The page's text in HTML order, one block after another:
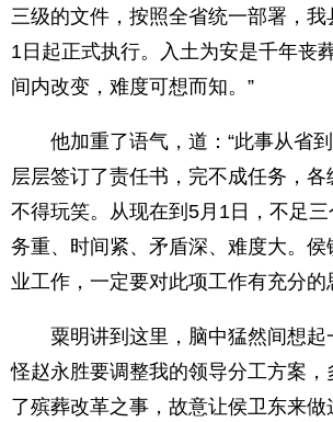
三级的文件，按照全省统一部署，我
1日起正式执行。入土为安是千年丧
间内改变，难度可想而知。”
他加重了语气，道：“此事从省到
层层签订了责任书，完不成任务，
不得玩笑。从现在到5月1日，不足
务重、时间紧、矛盾深、难度大。
业工作，一定要对此项工作有充分的
粟明讲到这里，脑中猛然间想起
怪赵永胜要调整我的领导分工方案，
了殡葬改革之事，故意让侯卫东来做